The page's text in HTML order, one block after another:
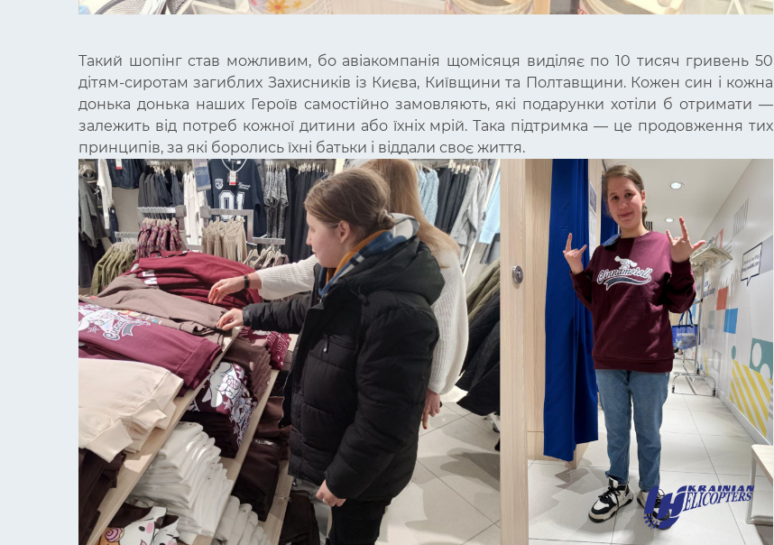
Такий шопінг став можливим, бо авіакомпанія щомісяця виділяє по 10 тисяч гривень 50
дітям-сиротам загиблих Захисників із Києва, Київщини та Полтавщини. Кожен син і кожна
донька донька наших Героїв самостійно замовляють, які подарунки хотіли б отримати —
залежить від потреб кожної дитини або їхніх мрій. Така підтримка — це продовження тих
принципів, за які боролись їхні батьки і віддали своє життя.